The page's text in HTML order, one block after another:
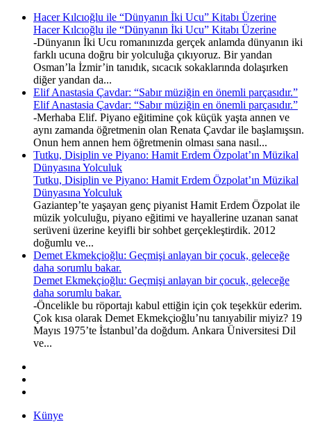
Hacer Kılcıoğlu ile “Dünyanın İki Ucu” Kitabı Üzerine
Hacer Kılcıoğlu ile “Dünyanın İki Ucu” Kitabı Üzerine
-Dünyanın İki Ucu romanınızda gerçek anlamda dünyanın iki
farklı ucuna doğru bir yolculuğa çıkıyoruz. Bir yandan
Osman’la İzmir’in tanıdık, sıcacık sokaklarında dolaşırken
diğer yandan da...
Elif Anastasia Çavdar: “Sabır müziğin en önemli parçasıdır.”
Elif Anastasia Çavdar: “Sabır müziğin en önemli parçasıdır.”
-Merhaba Elif. Piyano eğitimine çok küçük yaşta annen ve
aynı zamanda öğretmenin olan Renata Çavdar ile başlamışsın.
Onun hem annen hem öğretmenin olması sana nasıl...
Tutku, Disiplin ve Piyano: Hamit Erdem Özpolat’ın Müzikal
Dünyasına Yolculuk
Tutku, Disiplin ve Piyano: Hamit Erdem Özpolat’ın Müzikal
Dünyasına Yolculuk
Gaziantep’te yaşayan genç piyanist Hamit Erdem Özpolat ile
müzik yolculuğu, piyano eğitimi ve hayallerine uzanan sanat
serüveni üzerine keyifli bir sohbet gerçekleştirdik. 2012
doğumlu ve...
Demet Ekmekçioğlu: Geçmişi anlayan bir çocuk, geleceğe
daha sorumlu bakar.
Demet Ekmekçioğlu: Geçmişi anlayan bir çocuk, geleceğe
daha sorumlu bakar.
-Öncelikle bu röportajı kabul ettiğin için çok teşekkür ederim.
Çok kısa olarak Demet Ekmekçioğlu’nu tanıyabilir miyiz? 19
Mayıs 1975’te İstanbul’da doğdum. Ankara Üniversitesi Dil
ve...
Künye